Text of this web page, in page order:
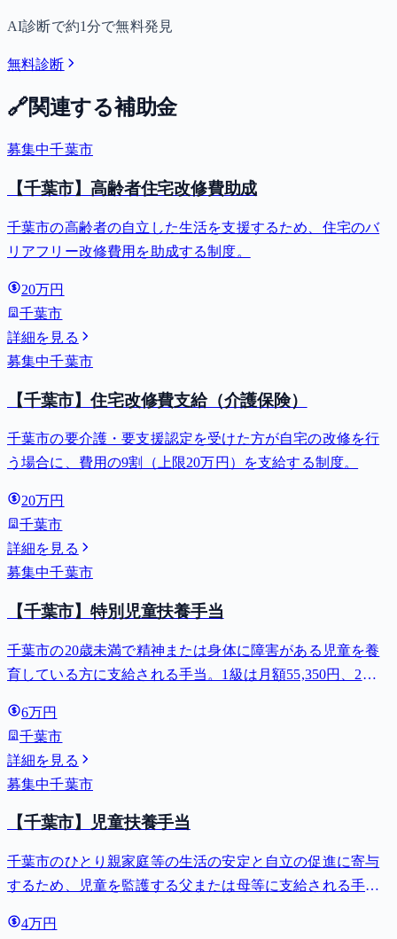
AI診断で約1分で無料発見
無料診断
🔗関連する補助金
募集中千葉市
【千葉市】高齢者住宅改修費助成
千葉市の高齢者の自立した生活を支援するため、住宅のバ
リアフリー改修費用を助成する制度。
20万円
千葉市
詳細を見る
募集中千葉市
【千葉市】住宅改修費支給（介護保険）
千葉市の要介護・要支援認定を受けた方が自宅の改修を行
う場合に、費用の9割（上限20万円）を支給する制度。
20万円
千葉市
詳細を見る
募集中千葉市
【千葉市】特別児童扶養手当
千葉市の20歳未満で精神または身体に障害がある児童を養
育している方に支給される手当。1級は月額55,350円、2級
6万円
千葉市
詳細を見る
募集中千葉市
【千葉市】児童扶養手当
千葉市のひとり親家庭等の生活の安定と自立の促進に寄与
するため、児童を監護する父または母等に支給される手
4万円